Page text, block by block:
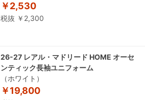
￥2,530
税抜 ￥2,300
26-27 レアル・マドリード HOME オーセ
ンティック長袖ユニフォーム
（ホワイト）
￥19,800